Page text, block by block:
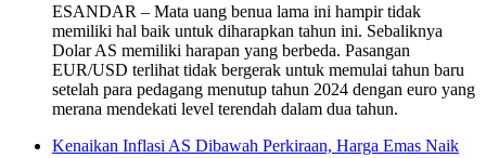
ESANDAR – Mata uang benua lama ini hampir tidak
memiliki hal baik untuk diharapkan tahun ini. Sebaliknya
Dolar AS memiliki harapan yang berbeda. Pasangan
EUR/USD terlihat tidak bergerak untuk memulai tahun baru
setelah para pedagang menutup tahun 2024 dengan euro yang
merana mendekati level terendah dalam dua tahun.
Kenaikan Inflasi AS Dibawah Perkiraan, Harga Emas Naik